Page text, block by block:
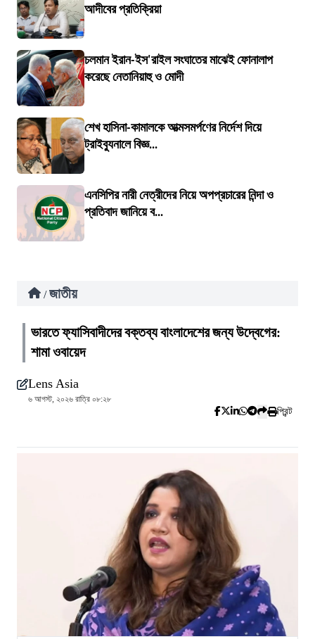
আদীবের প্রতিক্রিয়া
চলমান ইরান-ইস'রাইল সংঘাতের মাঝেই ফোনালাপ
করেছে নেতানিয়াহু ও মোদী
শেখ হাসিনা-কামালকে আত্মসমর্পণের নির্দেশ দিয়ে
ট্রাইব্যুনালে বিজ্ঞ...
এনসিপির নারী নেত্রীদের নিয়ে অপপ্রচারের নিন্দা ও
প্রতিবাদ জানিয়ে ব...
/ জাতীয়
ভারতে ফ্যাসিবাদীদের বক্তব্য বাংলাদেশের জন্য উদ্বেগের:
শামা ওবায়েদ
Lens Asia
৬ আগস্ট, ২০২৬ রাত্রি ০৮:২৮
প্রিন্ট